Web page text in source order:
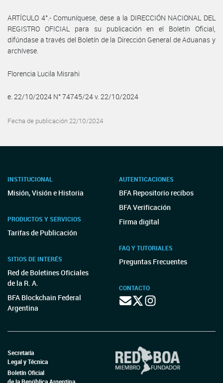
ARTÍCULO 4°.- Comuníquese, dese a la DIRECCIÓN NACIONAL DEL
REGISTRO OFICIAL para su publicación en el Boletín Oficial,
difúndase a través del Boletín de la Dirección General de Aduanas y
archívese.
Florencia Lucila Misrahi
e. 22/10/2024 N° 74745/24 v. 22/10/2024
Fecha de publicación 22/10/2024
INSTITUCIONAL
Misión, Visión e Historia
PRODUCTOS Y SERVICIOS
Tarifas de Publicación
SITIOS DE INTERÉS
Red de Boletines Oficiales
de la R. A.
BFA Blockchain Federal
Argentina
AUTENTICACIONES
BFA Repositorio recibos
BFA Verificación
Firma digital
FAQ Y TUTORIALES
Preguntas Frecuentes
CONTACTO
Secretaría
Legal y Técnica
Boletín Oficial
de la República Argentina